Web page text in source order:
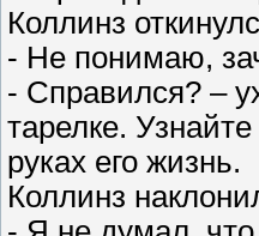
Коллинз
- Не понимаю,
- Справился? –
тарелке.
руках его жизнь.
Коллинз